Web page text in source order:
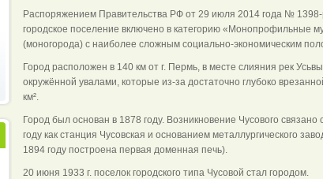
Распоряжением Правительства РФ от 29 июля 2014 года №
городское поселение включено в категорию «Монопрофильные
(моногорода) с наиболее сложным социально-экономическим
Город расположен в 140 км от г. Пермь, в месте слияния рек
окружённой увалами, которые из-за достаточно глубоко
км².
Город был основан в 1878 году. Возникновение Чусового
году как станция Чусовская и основанием металлургического
1894 году построена первая доменная печь).
20 июня 1933 г. поселок городского типа Чусовой стал городом.